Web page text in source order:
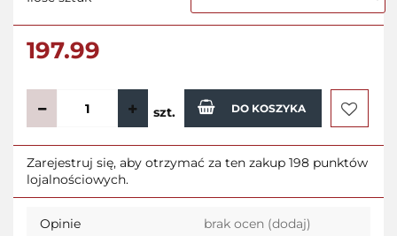
197.99
szt. DO KOSZYKA
Do
Zarejestruj się, aby otrzymać za ten zakup 198 punktów
lojalnościowych.
Opinie brak ocen (dodaj)